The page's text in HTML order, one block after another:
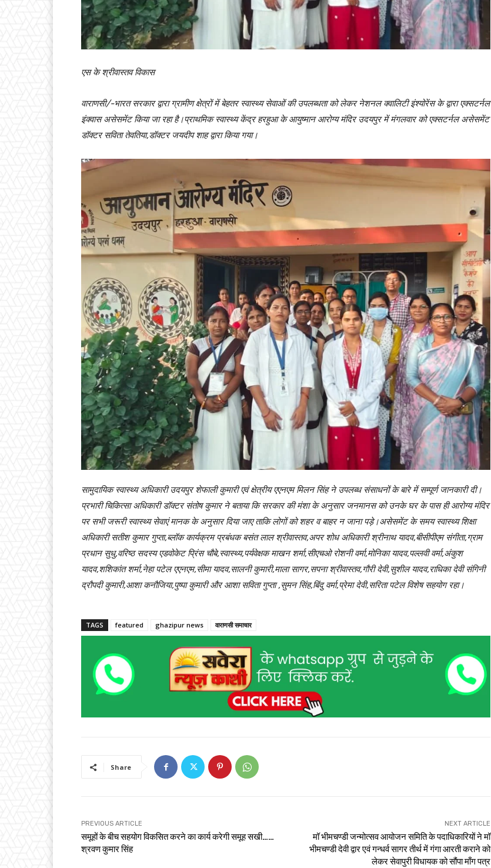
एस के श्रीवास्तव विकास
वाराणसी/-भारत सरकार द्वारा ग्रामीण क्षेत्रों में बेहतर स्वास्थ्य सेवाओं की उपलब्धता को लेकर नेशनल क्वालिटी इंश्योरेंस के द्वारा एक्सटर्नल
इंक्वास असेसमेंट किया जा रहा है।प्राथमिक स्वास्थ्य केंद्र हरहुआ के आयुष्मान आरोग्य मंदिर उदयपुर में मंगलवार को एक्सटर्नल असेसमेंट
डॉक्टर सविता तेवतिया,डॉक्टर जयदीप शाह द्वारा किया गया।
सामुदायिक स्वास्थ्य अधिकारी उदयपुर शेफाली कुमारी एवं क्षेत्रीय एएनएम मिलन सिंह ने उपलब्ध संसाधनों के बारे में सम्पूर्ण जानकारी दी।
प्रभारी चिकित्सा अधिकारी डॉक्टर संतोष कुमार ने बताया कि सरकार की मंशा के अनुसार जनमानस को उनके घर के पास ही आरोग्य मंदिर
पर सभी जरूरी स्वास्थ्य सेवाएं मानक के अनुसार दिया जाए ताकि लोगों को शहर व बाहर न जाना पड़े।असेसमेंट के समय स्वास्थ्य शिक्षा
अधिकारी सतीश कुमार गुप्ता,ब्लॉक कार्यक्रम प्रबंधक बसंत लाल श्रीवास्तव,अपर शोध अधिकारी श्रीनाथ यादव,बीसीपीएम संगीता,ग्राम
प्रधान सुधु,वरिष्ठ सदस्य एडवोकेट प्रिंस चौबे,स्वास्थ्य,पर्यवेक्षक माखन शर्मा,सीएचओ रोशनी वर्मा,मोनिका यादव,पल्लवी वर्मा,अंकुश
यादव,शशिकांत शर्मा,नेहा पटेल एएनएम,सीमा यादव,सालनी कुमारी,माला सागर,सपना श्रीवास्तव,गौरी देवी,सुशील यादव,राधिका देवी संगिनी
द्रौपदी कुमारी,आशा कनौजिया,पुष्पा कुमारी और आशा सविता गुप्ता ,सुमन सिंह,बिंदु वर्मा,प्रेमा देवी,सरिता पटेल विशेष सहयोग रहा।
TAGS featured ghazipur news वाराणसी समाचार
Share
PREVIOUS ARTICLE
समूहों के बीच सहयोग विकसित करने का कार्य करेगी समूह सखी……
श्रवण कुमार सिंह
NEXT ARTICLE
मॉ भीमचण्डी जन्मोत्सव आयोजन समिति के पदाधिकारियों ने मॉ
भीमचण्डी देवी द्वार एवं गन्धर्व सागर तीर्थ में गंगा आरती कराने को
लेकर सेवापुरी विधायक को सौंपा माँग पत्र